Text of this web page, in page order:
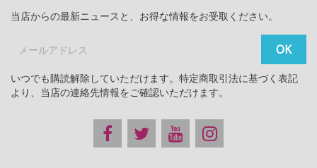
当店からの最新ニュースと、お得な情報をお受取ください。
いつでも購読解除していただけます。特定商取引法に基づく表記
より、当店の連絡先情報をご確認いただけます。